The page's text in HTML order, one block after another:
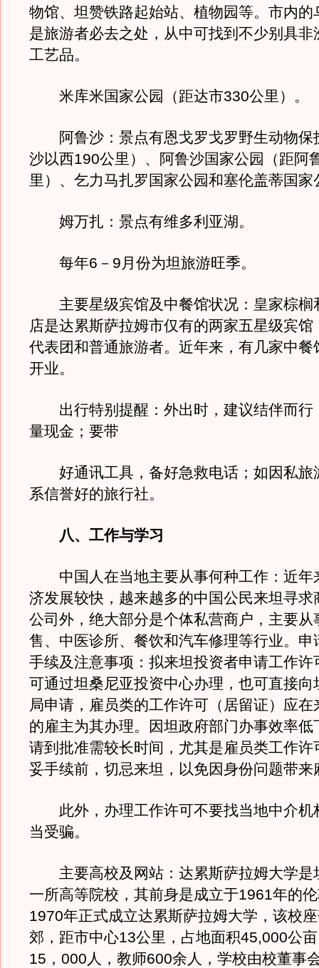
物馆、坦赞铁路起始站、植物园等。市内的
是旅游者必去之处，从中可找到不少别具非
工艺品。
米库米国家公园（距达市330公里）。
阿鲁沙：景点有恩戈罗戈罗野生动物保
沙以西190公里）、阿鲁沙国家公园（距阿
里）、乞力马扎罗国家公园和塞伦盖蒂国家
姆万扎：景点有维多利亚湖。
每年6－9月份为坦旅游旺季。
主要星级宾馆及中餐馆状况：皇家棕榈
店是达累斯萨拉姆市仅有的两家五星级宾馆
代表团和普通旅游者。近年来，有几家中餐
开业。
出行特别提醒：外出时，建议结伴而行
量现金；要带
好通讯工具，备好急救电话；如因私旅
系信誉好的旅行社。
八、工作与学习
中国人在当地主要从事何种工作：近年
济发展较快，越来越多的中国公民来坦寻求
公司外，绝大部分是个体私营商户，主要从
售、中医诊所、餐饮和汽车修理等行业。申
手续及注意事项：拟来坦投资者申请工作许
可通过坦桑尼亚投资中心办理，也可直接向
局申请，雇员类的工作许可（居留证）应在
的雇主为其办理。因坦政府部门办事效率低
请到批准需较长时间，尤其是雇员类工作许
妥手续前，切忌来坦，以免因身份问题带来
此外，办理工作许可不要找当地中介机
当受骗。
主要高校及网站：达累斯萨拉姆大学是
一所高等院校，其前身是成立于1961年的
1970年正式成立达累斯萨拉姆大学，该校
郊，距市中心13公里，占地面积45,000公
15，000人，教师600余人，学校由校董事